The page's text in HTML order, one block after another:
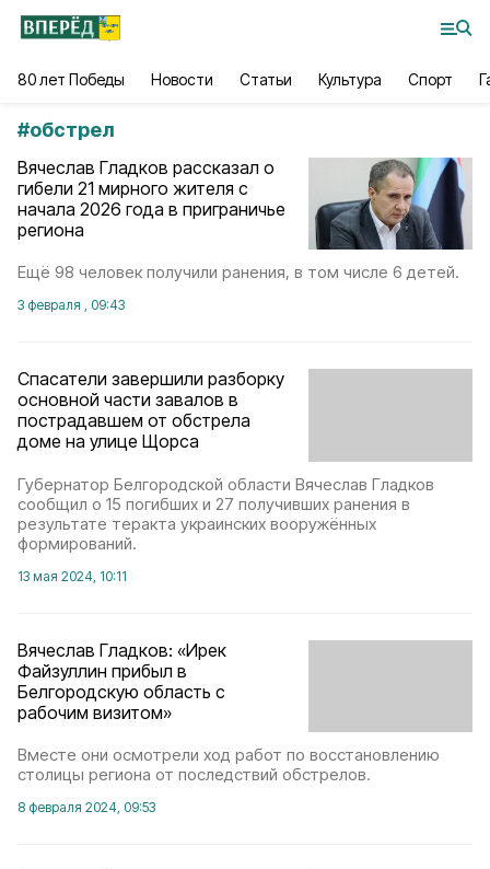
80 лет Победы Новости Статьи Культура Спорт
#обстрел
Вячеслав Гладков рассказал о
гибели 21 мирного жителя с
начала 2026 года в приграничье
региона
Ещё 98 человек получили ранения, в том числе 6 детей.
3 февраля , 09:43
Спасатели завершили разборку
основной части завалов в
пострадавшем от обстрела
доме на улице Щорса
Губернатор Белгородской области Вячеслав Гладков
сообщил о 15 погибших и 27 получивших ранения в
результате теракта украинских вооружённых
формирований.
13 мая 2024, 10:11
Вячеслав Гладков: «Ирек
Файзуллин прибыл в
Белгородскую область с
рабочим визитом»
Вместе они осмотрели ход работ по восстановлению
столицы региона от последствий обстрелов.
8 февраля 2024, 09:53